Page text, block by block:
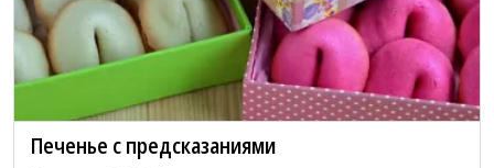
Печенье с предсказаниями